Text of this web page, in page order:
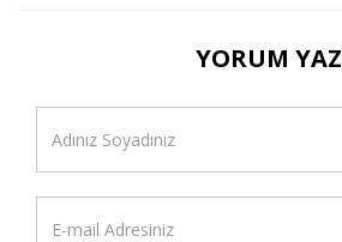
YORUM YAZ